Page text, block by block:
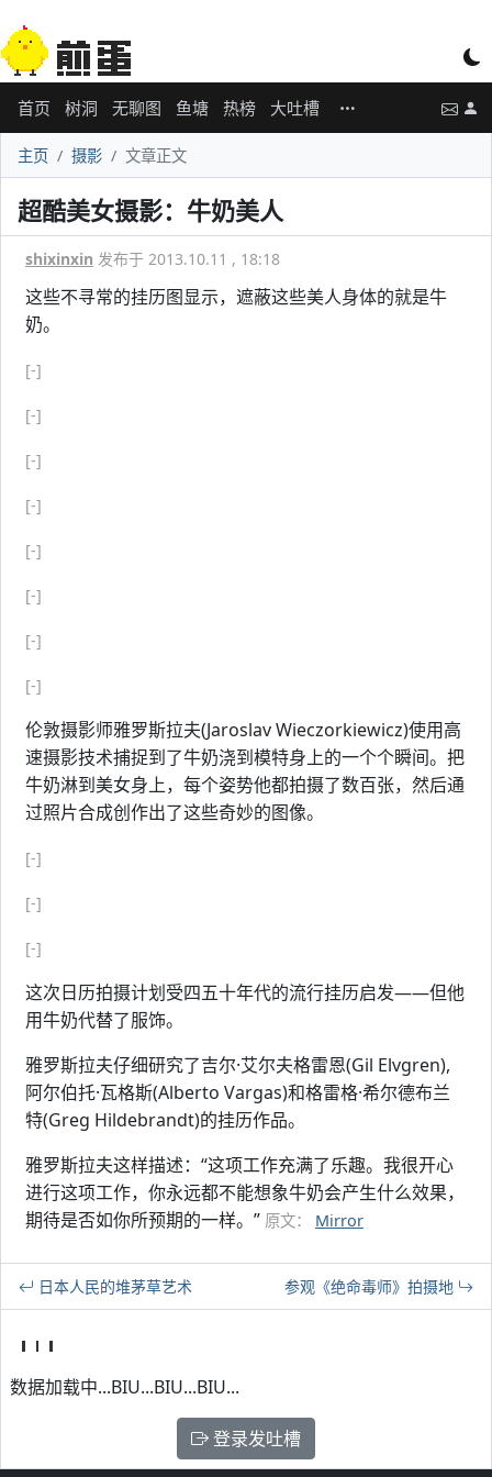
首页 树洞 无聊图 鱼塘 热榜 大吐槽
主页 摄影 文章正文
超酷美女摄影：牛奶美人
shixinxin 发布于 2013.10.11 , 18:18
这些不寻常的挂历图显示，遮蔽这些美人身体的就是牛
奶。
[-]
[-]
[-]
[-]
[-]
[-]
[-]
[-]
伦敦摄影师雅罗斯拉夫(Jaroslav Wieczorkiewicz)使用高
速摄影技术捕捉到了牛奶浇到模特身上的一个个瞬间。把
牛奶淋到美女身上，每个姿势他都拍摄了数百张，然后通
过照片合成创作出了这些奇妙的图像。
[-]
[-]
[-]
这次日历拍摄计划受四五十年代的流行挂历启发——但他
用牛奶代替了服饰。
雅罗斯拉夫仔细研究了吉尔·艾尔夫格雷恩(Gil Elvgren),
阿尔伯托·瓦格斯(Alberto Vargas)和格雷格·希尔德布兰
特(Greg Hildebrandt)的挂历作品。
雅罗斯拉夫这样描述：“这项工作充满了乐趣。我很开心
进行这项工作，你永远都不能想象牛奶会产生什么效果，
期待是否如你所预期的一样。” 原文： Mirror
日本人民的堆茅草艺术 参观《绝命毒师》拍摄地
数据加载中...BIU...BIU...BIU...
登录发吐槽